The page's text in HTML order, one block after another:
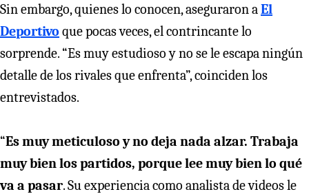
Sin embargo, quienes lo conocen, aseguraron aEl
Deportivo que pocas veces, el contrincante lo
sorprende. “Es muy estudioso y no se le escapa ningún
detalle de los rivales que enfrenta”, coinciden los
entrevistados.
“Es muy meticuloso y no deja nada alzar. Trabaja
muy bien los partidos, porque lee muy bien lo qué
va a pasar. Su experiencia como analista de videos le